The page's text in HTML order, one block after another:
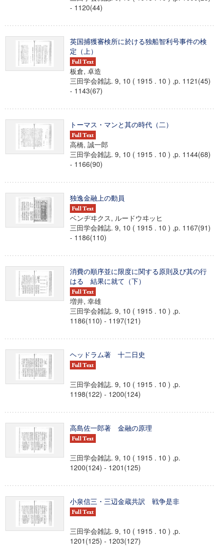
- 1120(44)
英国捕獲審検所に於ける独船智利号事件の検
定（上）
板倉, 卓造
三田学会雑誌. 9, 10 ( 1915 . 10 ) ,p. 1121(45)
- 1143(67)
トーマス・マンと其の時代（二）
高橋, 誠一郎
三田学会雑誌. 9, 10 ( 1915 . 10 ) ,p. 1144(68)
- 1166(90)
独逸金融上の動員
ベンヂヰクス, ルードウヰッヒ
三田学会雑誌. 9, 10 ( 1915 . 10 ) ,p. 1167(91)
- 1186(110)
消費の順序並に限度に関する原則及び其の行
はるゝ結果に就て（下）
増井, 幸雄
三田学会雑誌. 9, 10 ( 1915 . 10 ) ,p.
1186(110) - 1197(121)
ヘッドラム著 十二日史
三田学会雑誌. 9, 10 ( 1915 . 10 ) ,p.
1198(122) - 1200(124)
高島佐一郎著 金融の原理
三田学会雑誌. 9, 10 ( 1915 . 10 ) ,p.
1200(124) - 1201(125)
小泉信三・三辺金蔵共訳 戦争是非
三田学会雑誌. 9, 10 ( 1915 . 10 ) ,p.
1201(125) - 1203(127)